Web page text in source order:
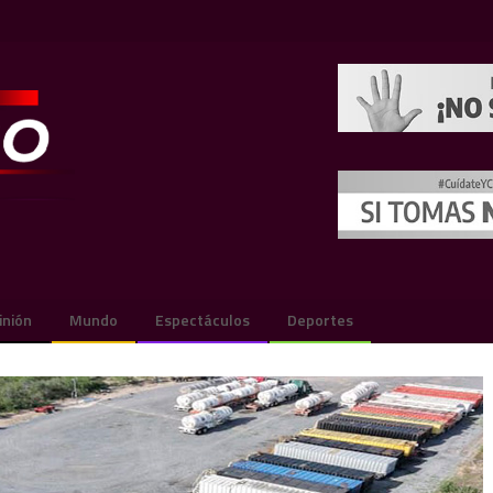
Mundo Espectáculos Deportes